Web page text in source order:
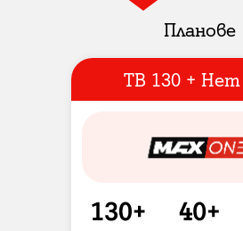
Планове
TВ 130 + Нет